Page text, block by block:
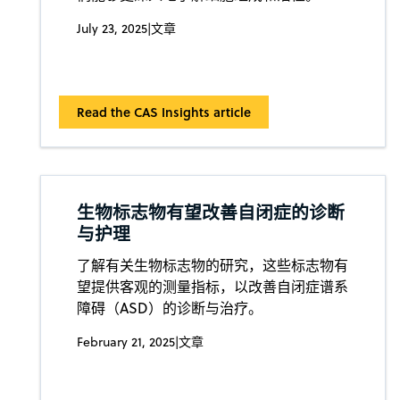
July 23, 2025|文章
Read the CAS Insights article
生物标志物有望改善自闭症的诊断
与护理
了解有关生物标志物的研究，这些标志物有
望提供客观的测量指标，以改善自闭症谱系
障碍（ASD）的诊断与治疗。
February 21, 2025|文章